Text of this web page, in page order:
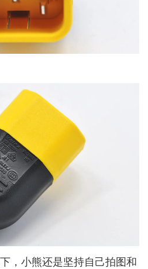
，小熊还是坚持自己拍图和